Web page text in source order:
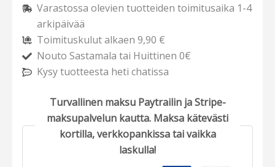
Varastossa olevien tuotteiden toimitusaika 1-4
arkipäivää
Toimituskulut alkaen 9,90 €
Nouto Sastamala tai Huittinen 0€
Kysy tuotteesta heti chatissa
Turvallinen maksu Paytrailin ja Stripe-
maksupalvelun kautta. Maksa kätevästi
kortilla, verkkopankissa tai vaikka
laskulla!